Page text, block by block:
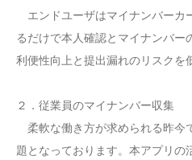
エンドユーザはマイナンバーカ
るだけで本人確認とマイナンバ
利便性向上と提出漏れのリスクを
２．従業員のマイナンバー収集
柔軟な働き方が求められる昨今
題となっております。本アプリの